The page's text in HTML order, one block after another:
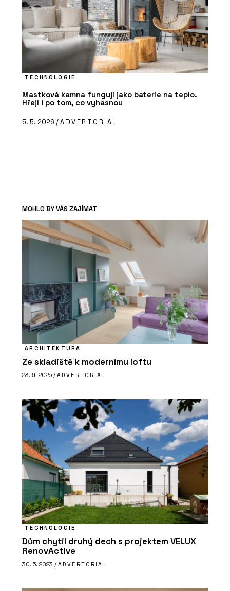
TECHNOLOGIE
Mastková kamna fungují jako baterie na teplo.
Hřejí i po tom, co vyhasnou
5. 5. 2026 /ADVERTORIAL
MOHLO BY VÁS ZAJÍMAT
ARCHITEKTURA
Ze skladiště k modernímu loftu
23. 9. 2025 / ADVERTORIAL
TECHNOLOGIE
Dům chytil druhý dech s projektem VELUX
RenovActive
30. 5. 2023 / ADVERTORIAL